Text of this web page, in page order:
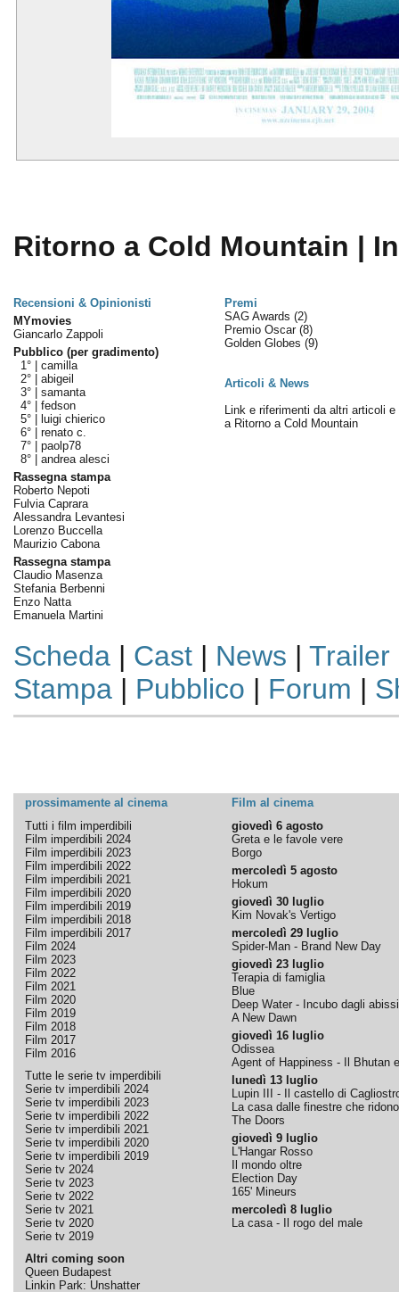
Ritorno a Cold Mountain |
Recensioni & Opinionisti
Premi
MYmovies
Giancarlo Zappoli
Pubblico (per gradimento)
1° | camilla
2° | abigeil
3° | samanta
4° | fedson
5° |
luigi chierico
6° | renato c.
7° | paolp78
8° | andrea alesci
Rassegna stampa
Roberto Nepoti
Fulvia Caprara
Alessandra Levantesi
Lorenzo Buccella
Maurizio Cabona
Rassegna stampa
Claudio Masenza
Stefania Berbenni
Enzo Natta
Emanuela Martini
SAG Awards (2)
Premio Oscar (8)
Golden Globes (9)
Articoli & News
Link e riferimenti da altri articoli e
a Ritorno a Cold Mountain
Scheda| Cast| News | Trailer
Stampa| Pubblico | Forum |
prossimamente al cinema
Film al cinema
Tutti i film imperdibili
Film imperdibili 2024
Film imperdibili 2023
Film imperdibili 2022
Film imperdibili 2021
Film imperdibili 2020
Film imperdibili 2019
Film imperdibili 2018
Film imperdibili 2017
Film 2024
Film 2023
Film 2022
Film 2021
Film 2020
Film 2019
Film 2018
Film 2017
Film 2016
Tutte le serie tv imperdibili
Serie tv imperdibili 2024
Serie tv imperdibili 2023
Serie tv imperdibili 2022
Serie tv imperdibili 2021
Serie tv imperdibili 2020
Serie tv imperdibili 2019
Serie tv 2024
Serie tv 2023
Serie tv 2022
Serie tv 2021
Serie tv 2020
Serie tv 2019
Altri coming soon
Queen Budapest
Linkin Park: Unshatter
giovedì 6 agosto
Greta e le favole vere
Borgo
mercoledì 5 agosto
Hokum
giovedì 30 luglio
Kim Novak's Vertigo
mercoledì 29 luglio
Spider-Man - Brand New Day
giovedì 23 luglio
Terapia di famiglia
Blue
Deep Water - Incubo dagli abissi
A New Dawn
giovedì 16 luglio
Odissea
Agent of Happiness - Il Bhutan
lunedì 13 luglio
Lupin III - Il castello di
La casa dalle finestre che ridono
The Doors
giovedì 9 luglio
L'Hangar Rosso
Il mondo oltre
Election Day
165' Mineurs
mercoledì 8 luglio
La casa - Il rogo del male